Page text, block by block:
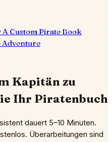
Custom Pirate Book
Adventure
Kapitän zu
Ihr Piratenbuch
dauert 5–10 Minuten.
Überarbeitungen sind